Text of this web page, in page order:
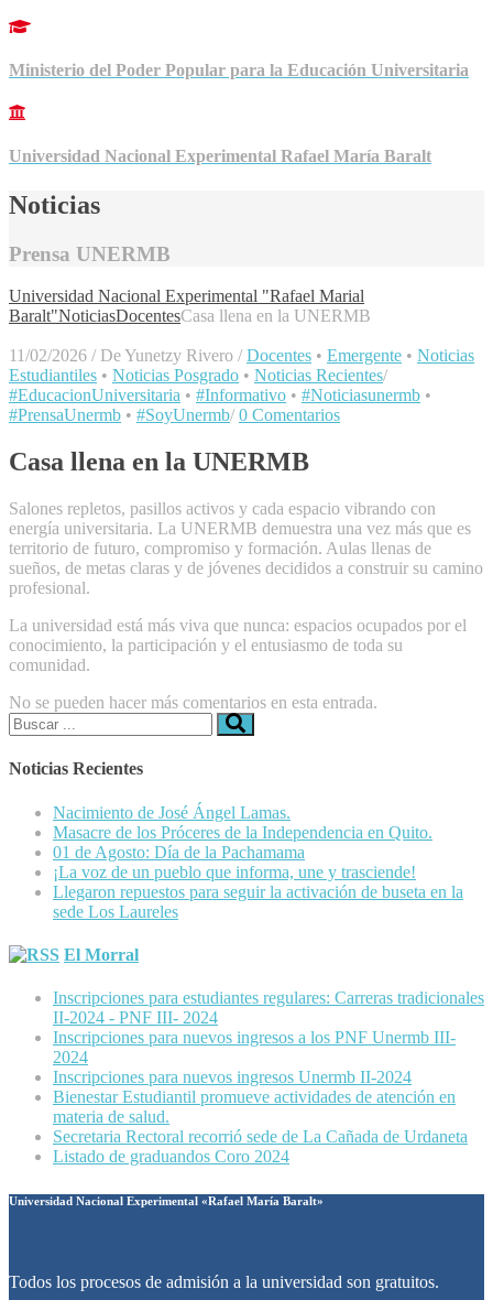
Ministerio del Poder Popular para la Educación Universitaria
Universidad Nacional Experimental Rafael María Baralt
Noticias
Prensa UNERMB
Universidad Nacional Experimental "Rafael Marial
Baralt"NoticiasDocentesCasa llena en la UNERMB
11/02/2026 / De Yunetzy Rivero / Docentes • Emergente • Noticias
Estudiantiles • Noticias Posgrado • Noticias Recientes/
#EducacionUniversitaria • #Informativo • #Noticiasunermb •
#PrensaUnermb • #SoyUnermb/ 0 Comentarios
Casa llena en la UNERMB
Salones repletos, pasillos activos y cada espacio vibrando con
energía universitaria. La UNERMB demuestra una vez más que es
territorio de futuro, compromiso y formación. Aulas llenas de
sueños, de metas claras y de jóvenes decididos a construir su camino
profesional.
La universidad está más viva que nunca: espacios ocupados por el
conocimiento, la participación y el entusiasmo de toda su
comunidad.
No se pueden hacer más comentarios en esta entrada.
Buscar:
Noticias Recientes
Nacimiento de José Ángel Lamas.
Masacre de los Próceres de la Independencia en Quito.
01 de Agosto: Día de la Pachamama
¡La voz de un pueblo que informa, une y trasciende!
Llegaron repuestos para seguir la activación de buseta en la
sede Los Laureles
El Morral
Inscripciones para estudiantes regulares: Carreras tradicionales
II-2024 - PNF III- 2024
Inscripciones para nuevos ingresos a los PNF Unermb III-
2024
Inscripciones para nuevos ingresos Unermb II-2024
Bienestar Estudiantil promueve actividades de atención en
materia de salud.
Secretaria Rectoral recorrió sede de La Cañada de Urdaneta
Listado de graduandos Coro 2024
Universidad Nacional Experimental «Rafael María Baralt»
Todos los procesos de admisión a la universidad son gratuitos.